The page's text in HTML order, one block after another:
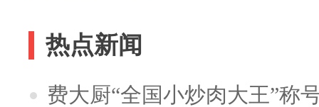
热点新闻
费大厨“全国小炒肉大王”称